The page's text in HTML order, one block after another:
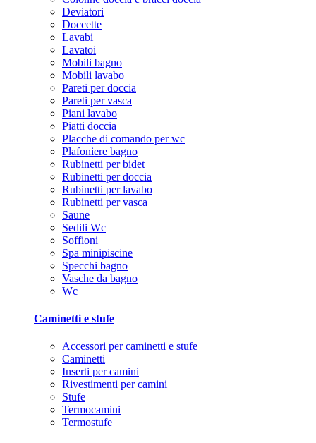
Deviatori
Doccette
Lavabi
Lavatoi
Mobili bagno
Mobili lavabo
Pareti per doccia
Pareti per vasca
Piani lavabo
Piatti doccia
Placche di comando per wc
Plafoniere bagno
Rubinetti per bidet
Rubinetti per doccia
Rubinetti per lavabo
Rubinetti per vasca
Saune
Sedili Wc
Soffioni
Spa minipiscine
Specchi bagno
Vasche da bagno
Wc
Caminetti e stufe
Accessori per caminetti e stufe
Caminetti
Inserti per camini
Rivestimenti per camini
Stufe
Termocamini
Termostufe